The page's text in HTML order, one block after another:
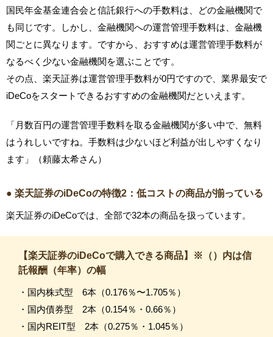
国民年金基金連合会と信託銀行への手数料は、どの金融機関で
も同じです。しかし、金融機関への運営管理手数料は、金融機
関ごとに異なります。ですから、おすすめは運営管理手数料が
なるべく少ない金融機関を選ぶことです。
その点、楽天証券は運営管理手数料が0円ですので、業界最安で
iDeCoをスタートできるおすすめの金融機関だといえます。
「月数百円の運営管理手数料を取る金融機関が多い中で、無料
はうれしいですね。手数料は少ないほど利益が出しやすくなり
ます」（頼藤太希さん）
● 楽天証券のiDeCoの特徴2：低コストの商品が揃っている
楽天証券のiDeCoでは、全部で32本の商品を扱っています。
【楽天証券のiDeCoで購入できる商品】※（）内は信
託報酬（年率）の幅
・国内株式型 6本（0.176％〜1.705％）
・国内債券型 2本（0.154％・0.66％）
・国内REIT型 2本（0.275％・1.045％）